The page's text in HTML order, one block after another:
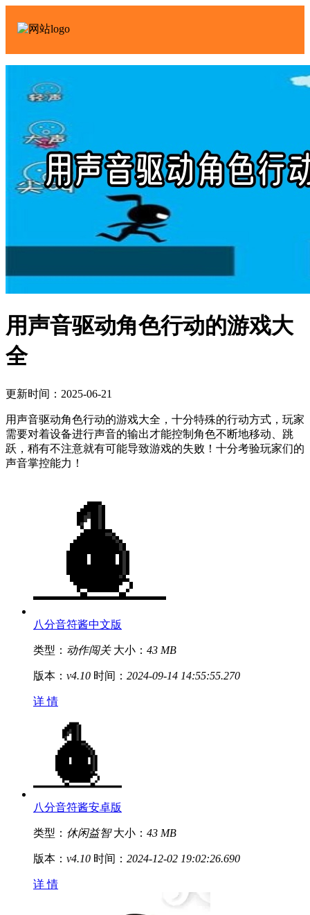
用声音驱动角色行动的游戏大
全
更新时间：2025-06-21
用声音驱动角色行动的游戏大全，十分特殊的行动方式，玩家
需要对着设备进行声音的输出才能控制角色不断地移动、跳
跃，稍有不注意就有可能导致游戏的失败！十分考验玩家们的
声音掌控能力！
八分音符酱中文版
类型： 动作闯关 大小： 43 MB
版本： v4.10 时间： 2024-09-14 14:55:55.270
详 情
八分音符酱安卓版
类型： 休闲益智 大小： 43 MB
版本： v4.10 时间： 2024-12-02 19:02:26.690
详 情